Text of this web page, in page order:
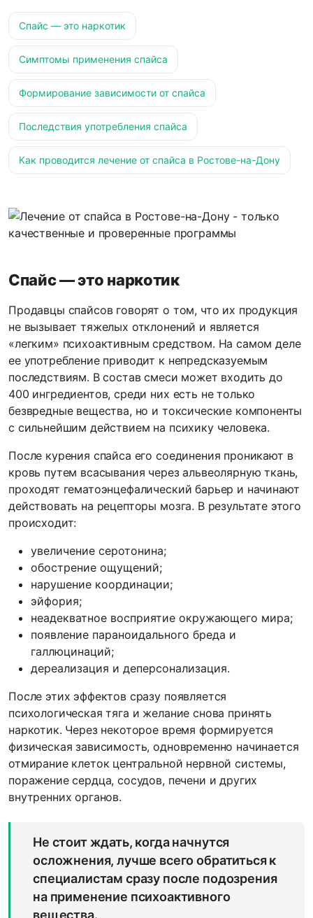
Спайс — это наркотик
Симптомы применения спайса
Формирование зависимости от спайса
Последствия употребления спайса
Как проводится лечение от спайса в Ростове-на-Дону
Спайс — это наркотик
Продавцы спайсов говорят о том, что их продукция
не вызывает тяжелых отклонений и является
«легким» психоактивным средством. На самом деле
ее употребление приводит к непредсказуемым
последствиям. В состав смеси может входить до
400 ингредиентов, среди них есть не только
безвредные вещества, но и токсические компоненты
с сильнейшим действием на психику человека.
После курения спайса его соединения проникают в
кровь путем всасывания через альвеолярную ткань,
проходят гематоэнцефалический барьер и начинают
действовать на рецепторы мозга. В результате этого
происходит:
увеличение серотонина;
обострение ощущений;
нарушение координации;
эйфория;
неадекватное восприятие окружающего мира;
появление параноидального бреда и
галлюцинаций;
дереализация и деперсонализация.
После этих эффектов сразу появляется
психологическая тяга и желание снова принять
наркотик. Через некоторое время формируется
физическая зависимость, одновременно начинается
отмирание клеток центральной нервной системы,
поражение сердца, сосудов, печени и других
внутренних органов.
Не стоит ждать, когда начнутся
осложнения, лучше всего обратиться к
специалистам сразу после подозрения
на применение психоактивного
вещества.